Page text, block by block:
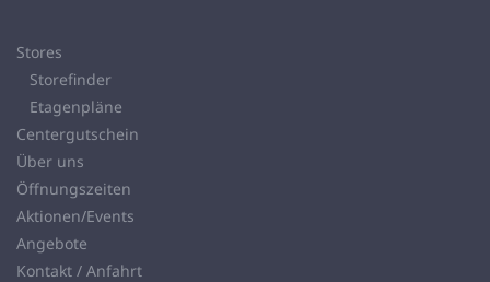
Stores
Storefinder
Etagenpläne
Centergutschein
Über uns
Öffnungszeiten
Aktionen/Events
Angebote
Kontakt / Anfahrt